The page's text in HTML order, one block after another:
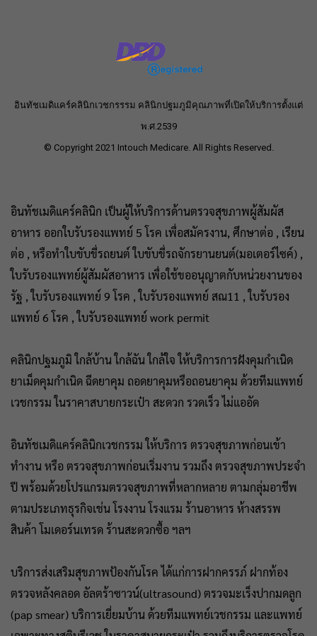
อินทัชเมดิแคร์คลินิกเวชกรรรม คลินิกปฐมภูมิคุณภาพที่เปิดให้บริการตั้งแต่
พ.ศ.2539
© Copyright 2021 Intouch Medicare. All Rights Reserved.
อินทัชเมดิแคร์คลินิก เป็นผู้ให้บริการด้านตรวจสุขภาพผู้สัมผัส
อาหาร ออกใบรับรองแพทย์ 5 โรค เพื่อสมัครงาน, ศึกษาต่อ , เรียน
ต่อ , หรือทำใบขับขี่รถยนต์ ใบขับขี่รถจักรยานยนต์(มอเตอร์ไซค์) ,
ใบรับรองแพทย์ผู้สัมผัสอาหาร เพื่อใช้ขออนุญาตกับหน่วยงานของ
รัฐ , ใบรับรองแพทย์ 9 โรค , ใบรับรองแพทย์ สณ11 , ใบรับรอง
แพทย์ 6 โรค , ใบรับรองแพทย์ work permit
คลินิกปฐมภูมิ ใกล้บ้าน ใกล้ฉัน ใกล้ใจ ให้บริการการฝังคุมกำเนิด
ยาเม็ดคุมกำเนิด ฉีดยาคุม ถอดยาคุมหรือถอนยาคุม ด้วยทีมแพทย์
เวชกรรม ในราคาสบายกระเป๋า สะดวก รวดเร็ว ไม่แออัด
อินทัชเมดิแคร์คลินิกเวชกรรม ให้บริการ ตรวจสุขภาพก่อนเข้า
ทำงาน หรือ ตรวจสุขภาพก่อนเริ่มงาน รวมถึง ตรวจสุขภาพประจำ
ปี พร้อมด้วยโปรแกรมตรวจสุขภาพที่หลากหลาย ตามกลุ่มอาชีพ
ตามประเภทธุรกิจเช่น โรงงาน โรงแรม ร้านอาหาร ห้างสรรพ
สินค้า โมเดอร์นเทรด ร้านสะดวกซื้อ ฯลฯ
บริการส่งเสริมสุขภาพป้องกันโรค ได้แก่การฝากครรภ์ ฝากท้อง
ตรวจหลังคลอด อัลตร้าซาวน์(ultrasound) ตรวจมะเร็งปากมดลูก
(pap smear) บริการเยี่ยมบ้าน ด้วยทีมแพทย์เวชกรรม และแพทย์